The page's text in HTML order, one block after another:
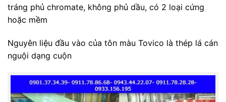
tráng phủ chromate, không phủ dầu, có 2 loại cứng
hoặc mềm
Nguyên liệu đầu vào của tôn màu Tovico là thép lá cán
nguội dạng cuộn